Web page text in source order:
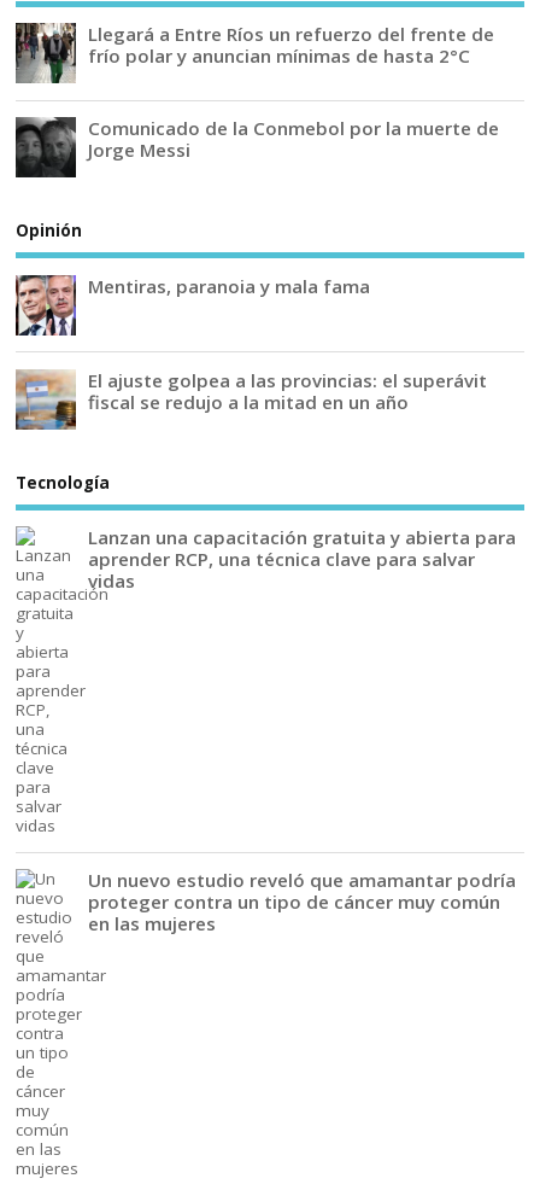
Llegará a Entre Ríos un refuerzo del frente de
frío polar y anuncian mínimas de hasta 2°C
Comunicado de la Conmebol por la muerte de
Jorge Messi
Opinión
Mentiras, paranoia y mala fama
El ajuste golpea a las provincias: el superávit
fiscal se redujo a la mitad en un año
Tecnología
Lanzan una capacitación gratuita y abierta para
aprender RCP, una técnica clave para salvar
vidas
Un nuevo estudio reveló que amamantar podría
proteger contra un tipo de cáncer muy común
en las mujeres